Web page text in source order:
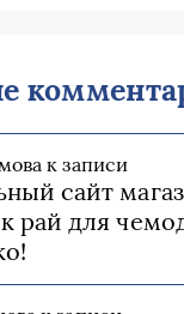
к записи
сайт
рай для